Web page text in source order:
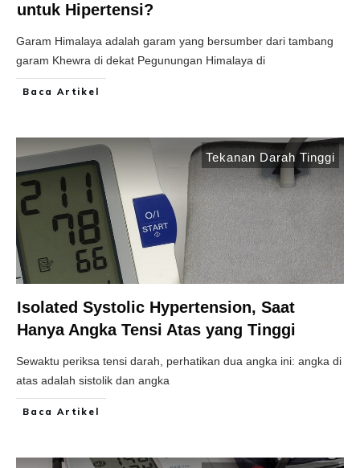
untuk Hipertensi?
Garam Himalaya adalah garam yang bersumber dari tambang
garam Khewra di dekat Pegunungan Himalaya di
Baca Artikel
Tekanan Darah Tinggi
Isolated Systolic Hypertension, Saat
Hanya Angka Tensi Atas yang Tinggi
Sewaktu periksa tensi darah, perhatikan dua angka ini: angka di
atas adalah sistolik dan angka
Baca Artikel